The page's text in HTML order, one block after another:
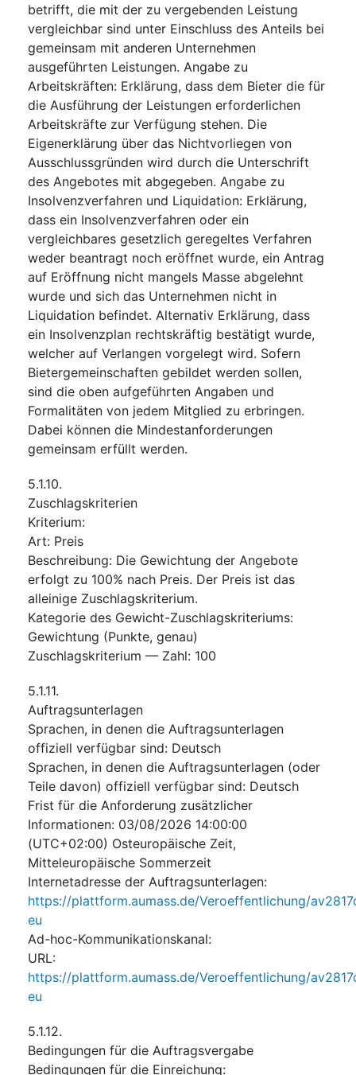
betrifft, die mit der zu vergebenden Leistung
vergleichbar sind unter Einschluss des Anteils bei
gemeinsam mit anderen Unternehmen
ausgeführten Leistungen. Angabe zu
Arbeitskräften: Erklärung, dass dem Bieter die für
die Ausführung der Leistungen erforderlichen
Arbeitskräfte zur Verfügung stehen. Die
Eigenerklärung über das Nichtvorliegen von
Ausschlussgründen wird durch die Unterschrift
des Angebotes mit abgegeben. Angabe zu
Insolvenzverfahren und Liquidation: Erklärung,
dass ein Insolvenzverfahren oder ein
vergleichbares gesetzlich geregeltes Verfahren
weder beantragt noch eröffnet wurde, ein Antrag
auf Eröffnung nicht mangels Masse abgelehnt
wurde und sich das Unternehmen nicht in
Liquidation befindet. Alternativ Erklärung, dass
ein Insolvenzplan rechtskräftig bestätigt wurde,
welcher auf Verlangen vorgelegt wird. Sofern
Bietergemeinschaften gebildet werden sollen,
sind die oben aufgeführten Angaben und
Formalitäten von jedem Mitglied zu erbringen.
Dabei können die Mindestanforderungen
gemeinsam erfüllt werden.
5.1.10.
Zuschlagskriterien
Kriterium:
Art: Preis
Beschreibung: Die Gewichtung der Angebote
erfolgt zu 100% nach Preis. Der Preis ist das
alleinige Zuschlagskriterium.
Kategorie des Gewicht-Zuschlagskriteriums:
Gewichtung (Punkte, genau)
Zuschlagskriterium — Zahl: 100
5.1.11.
Auftragsunterlagen
Sprachen, in denen die Auftragsunterlagen
offiziell verfügbar sind: Deutsch
Sprachen, in denen die Auftragsunterlagen (oder
Teile davon) offiziell verfügbar sind: Deutsch
Frist für die Anforderung zusätzlicher
Informationen: 03/08/2026 14:00:00
(UTC+02:00) Osteuropäische Zeit,
Mitteleuropäische Sommerzeit
Internetadresse der Auftragsunterlagen:
https://plattform.aumass.de/Veroeffentlichung/
eu
Ad-hoc-Kommunikationskanal:
URL:
https://plattform.aumass.de/Veroeffentlichung/
eu
5.1.12.
Bedingungen für die Auftragsvergabe
Bedingungen für die Einreichung: